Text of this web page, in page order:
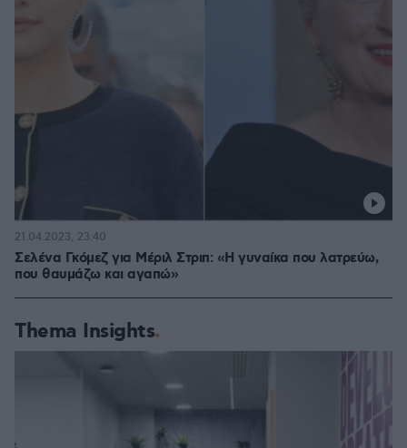
Σελένα Γκόμεζ για Μέριλ Στριπ: «Η γυναίκα που λατρεύω,
που θαυμάζω και αγαπώ»
21.04.2023, 23:40
Thema Insights